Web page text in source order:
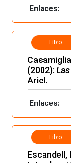
Enlaces:
Libro
(2002):
Ariel.
Enlaces:
Libro
Escandell,